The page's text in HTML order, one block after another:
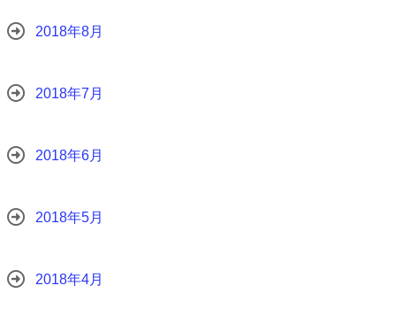
2018年8月
2018年7月
2018年6月
2018年5月
2018年4月